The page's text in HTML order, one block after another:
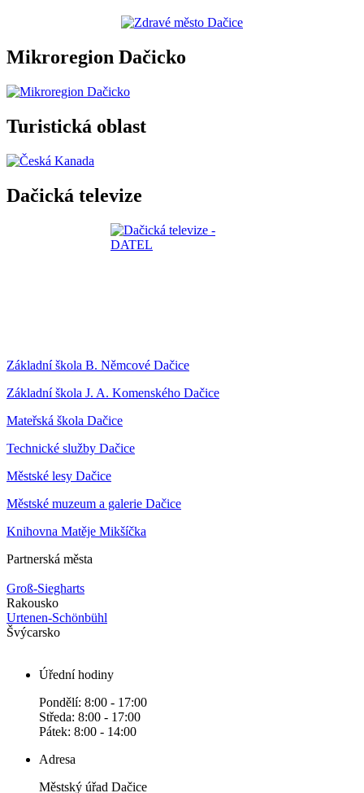
Mikroregion Dačicko
Turistická oblast
Dačická televize
Základní škola B. Němcové Dačice
Základní škola J. A. Komenského Dačice
Mateřská škola Dačice
Technické služby Dačice
Městské lesy Dačice
Městské muzeum a galerie Dačice
Knihovna Matěje Mikšíčka
Partnerská města
Groß-Siegharts
Rakousko
Urtenen-Schönbühl
Švýcarsko
Úřední hodiny
Pondělí: 8:00 - 17:00
Středa: 8:00 - 17:00
Pátek: 8:00 - 14:00
Adresa
Městský úřad Dačice